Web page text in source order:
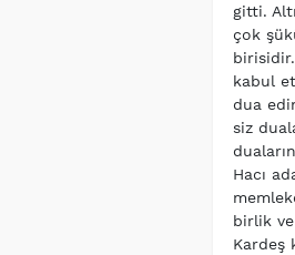
gitti.
çok
kabul
dua
siz
Hacı
birlik
Kardeş